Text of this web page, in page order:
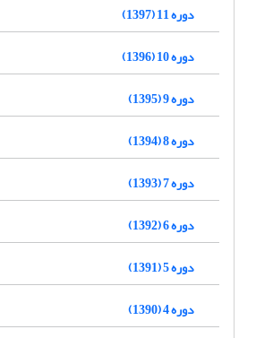
دوره 11 (1397)
دوره 10 (1396)
دوره 9 (1395)
دوره 8 (1394)
دوره 7 (1393)
دوره 6 (1392)
دوره 5 (1391)
دوره 4 (1390)